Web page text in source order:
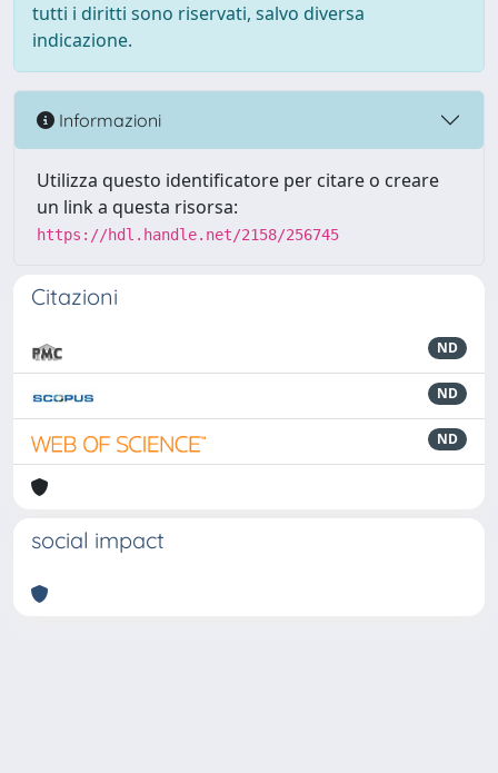
tutti i diritti sono riservati, salvo diversa
indicazione.
Informazioni
Utilizza questo identificatore per citare o creare
un link a questa risorsa:
https://hdl.handle.net/2158/256745
Citazioni
ND
ND
ND
social impact